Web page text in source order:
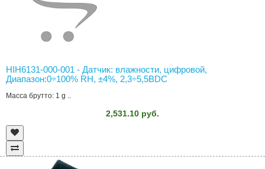
HIH6131-000-001 - Датчик: влажности, цифровой,
Диапазон:0÷100% RH, ±4%, 2,3÷5,5ВDC
Масса брутто: 1 g ..
2,531.10 руб.